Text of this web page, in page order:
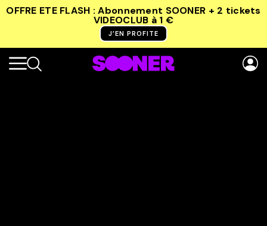
OFFRE ETE FLASH : Abonnement SOONER + 2 tickets
VIDEOCLUB à 1 €
J’EN PROFITE